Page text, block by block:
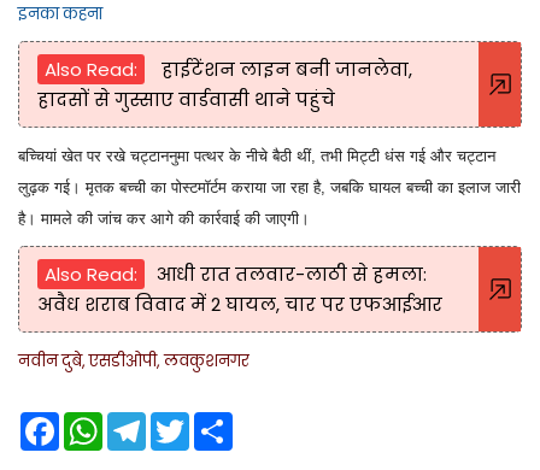
इनका कहना
Also Read:
हाईटेंशन लाइन बनी जानलेवा,
हादसों से गुस्साए वार्डवासी थाने पहुंचे
बच्चियां खेत पर रखे चट्टाननुमा पत्थर के नीचे बैठी थीं, तभी मिट्टी धंस गई और चट्टान
लुढ़क गई। मृतक बच्ची का पोस्टमॉर्टम कराया जा रहा है, जबकि घायल बच्ची का इलाज जारी
है। मामले की जांच कर आगे की कार्रवाई की जाएगी।
Also Read:
आधी रात तलवार-लाठी से हमला:
अवैध शराब विवाद में 2 घायल, चार पर एफआईआर
नवीन दुबे, एसडीओपी, लवकुशनगर
F
a
W
T
e
T
w